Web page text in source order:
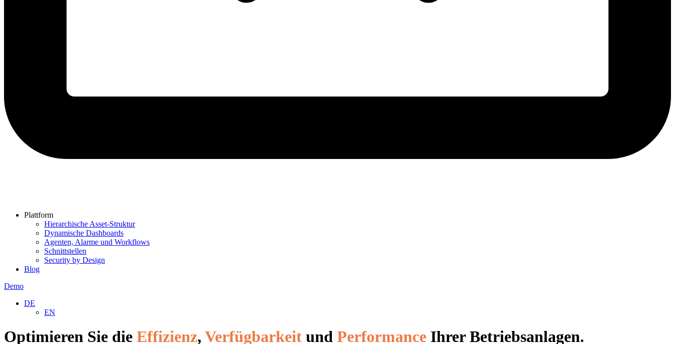
Plattform
Hierarchische Asset-Struktur
Dynamische Dashboards
Agenten, Alarme und Workflows
Schnittstellen
Security by Design
Blog
Demo
DE
EN
Optimieren Sie die Effizienz, Verfügbarkeit und Performance Ihrer Betriebsanlagen.